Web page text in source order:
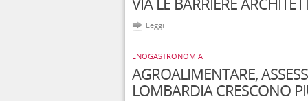
Leggi
ENOGASTRONOMIA
AGROALIMENTARE,
LOMBARDIA CRESCONO